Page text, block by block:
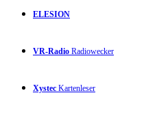
ELESION
VR-Radio Radiowecker
Xystec Kartenleser